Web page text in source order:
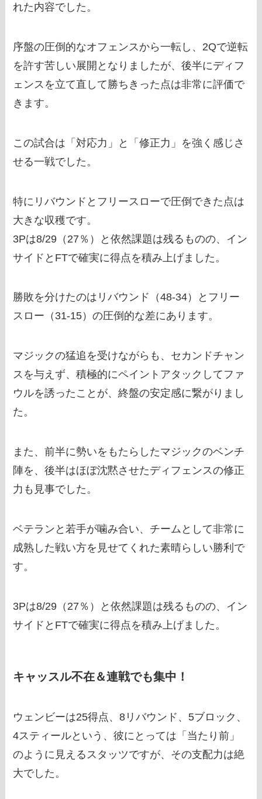
れた内容でした。
序盤の圧倒的なオフェンスから一転し、2Qで逆転
を許す苦しい展開となりましたが、後半にディフ
ェンスを立て直して勝ちきった点は非常に評価で
きます。
この試合は「対応力」と「修正力」を強く感じさ
せる一戦でした。
特にリバウンドとフリースローで圧倒できた点は
大きな収穫です。
3Pは8/29（27％）と依然課題は残るものの、イン
サイドとFTで確実に得点を積み上げました。
勝敗を分けたのはリバウンド（48-34）とフリー
スロー（31-15）の圧倒的な差にあります。
マジックの猛追を受けながらも、セカンドチャン
スを与えず、積極的にペイントアタックしてファ
ウルを誘ったことが、終盤の安定感に繋がりまし
た。
また、前半に勢いをもたらしたマジックのベンチ
陣を、後半はほぼ沈黙させたディフェンスの修正
力も見事でした。
ベテランと若手が噛み合い、チームとして非常に
成熟した戦い方を見せてくれた素晴らしい勝利で
す。
3Pは8/29（27％）と依然課題は残るものの、イン
サイドとFTで確実に得点を積み上げました。
キャッスル不在＆連戦でも集中！
ウェンビーは25得点、8リバウンド、5ブロック、
4スティールという、彼にとっては「当たり前」
のように見えるスタッツですが、その支配力は絶
大でした。